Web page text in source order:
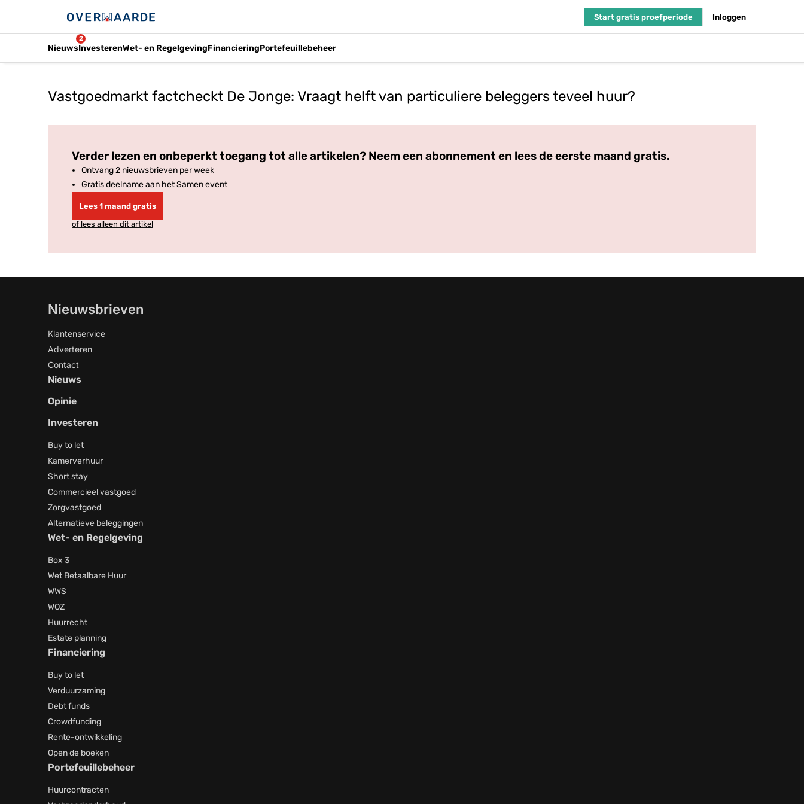
Start gratis proefperiode Inloggen
Nieuws
2
InvesterenWet- en RegelgevingFinancieringPortefeuillebeheer
Vastgoedmarkt factcheckt De Jonge: Vraagt helft van particuliere beleggers teveel huur?
Verder lezen en onbeperkt toegang tot alle artikelen? Neem een abonnement en lees de eerste maand gratis.
Ontvang 2 nieuwsbrieven per week
Gratis deelname aan het Samen event
Lees 1 maand gratis
of lees alleen dit artikel
Nieuwsbrieven
Klantenservice
Adverteren
Contact
Nieuws
Opinie
Investeren
Buy to let
Kamerverhuur
Short stay
Commercieel vastgoed
Zorgvastgoed
Alternatieve beleggingen
Wet- en Regelgeving
Box 3
Wet Betaalbare Huur
WWS
WOZ
Huurrecht
Estate planning
Financiering
Buy to let
Verduurzaming
Debt funds
Crowdfunding
Rente-ontwikkeling
Open de boeken
Portefeuillebeheer
Huurcontracten